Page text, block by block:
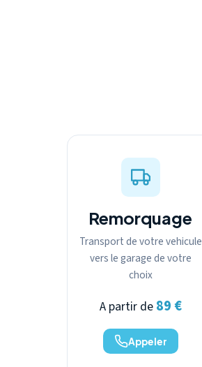
Remorquage
Transport de votre vehicule
vers le garage de votre
choix
A partir de 89 €
Appeler